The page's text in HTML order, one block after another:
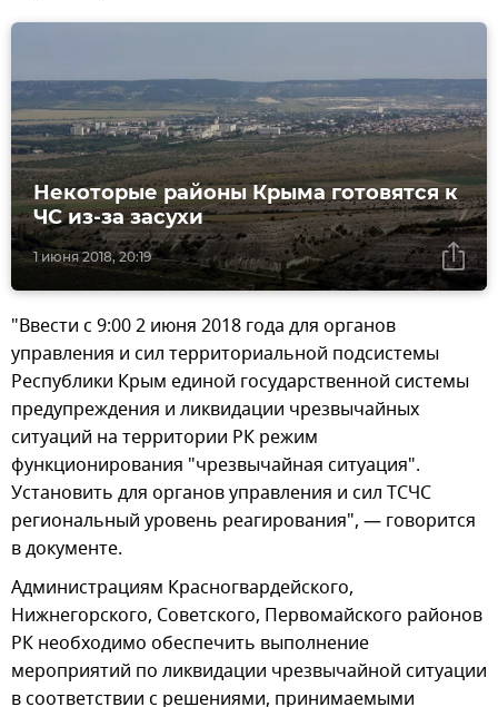
1 июня 2018, 20:19
Некоторые районы Крыма готовятся к
ЧС из-за засухи
"Ввести с 9:00 2 июня 2018 года для органов
управления и сил территориальной подсистемы
Республики Крым единой государственной системы
предупреждения и ликвидации чрезвычайных
ситуаций на территории РК режим
функционирования "чрезвычайная ситуация".
Установить для органов управления и сил ТСЧС
региональный уровень реагирования", — говорится
в документе.
Администрациям Красногвардейского,
Нижнегорского, Советского, Первомайского районов
РК необходимо обеспечить выполнение
мероприятий по ликвидации чрезвычайной ситуации
в соответствии с решениями, принимаемыми